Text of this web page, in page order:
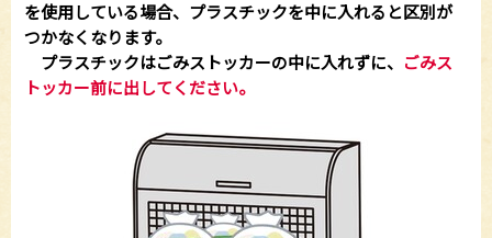
を使用している場合、プラスチックを中に入れると区別が
つかなくなります。
プラスチックはごみストッカーの中に入れずに、 ごみス
トッカー前に出してください。